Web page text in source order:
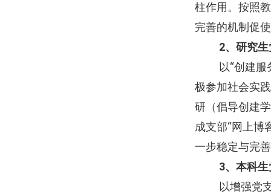
柱作用。按照
完善的机制促
2、研究
以“创建
极参加社会实
研（倡导创建
成支部“网上博
一步稳定与完
3、本科
以增强党